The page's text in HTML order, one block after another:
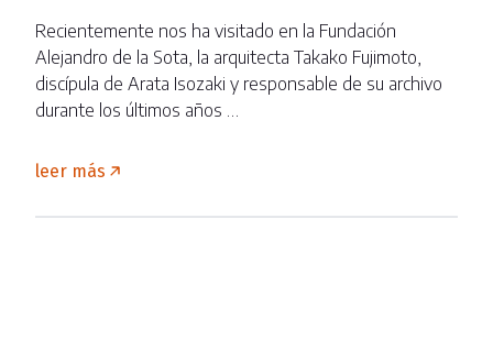
Recientemente nos ha visitado en la Fundación
Alejandro de la Sota, la arquitecta Takako Fujimoto,
discípula de Arata Isozaki y responsable de su archivo
durante los últimos años …
leer más